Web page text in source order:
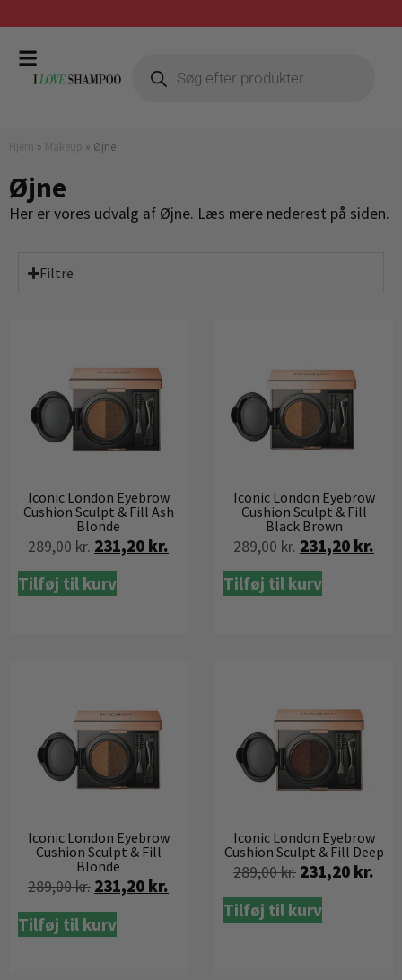
» » Øjne
Øjne
Her er vores udvalg af Øjne. Læs mere nederest på siden.
Filtre
Iconic London Eyebrow
Cushion Sculpt & Fill Ash
Blonde
289,00kr. 231,20 kr.
Tilføj til kurv
Iconic London Eyebrow
Cushion Sculpt & Fill
Black Brown
289,00kr. 231,20 kr.
Tilføj til kurv
Iconic London Eyebrow
Cushion Sculpt & Fill
Blonde
289,00kr. 231,20 kr.
Tilføj til kurv
Iconic London Eyebrow
Cushion Sculpt & Fill Deep
289,00kr. 231,20 kr.
Tilføj til kurv